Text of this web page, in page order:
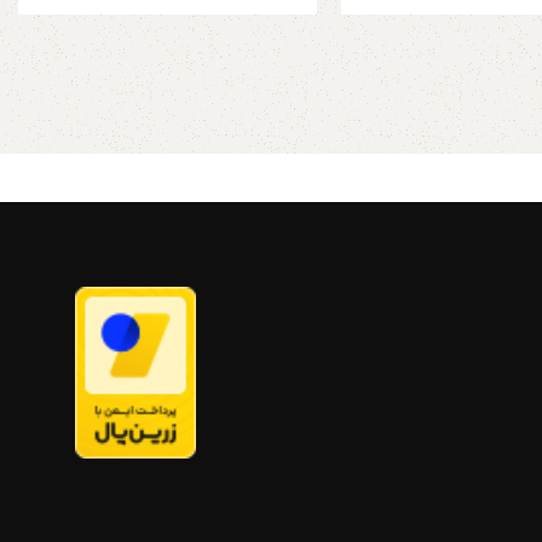
، کافی شاپ ها و مناسب
به زیور آلات و لوازم ریز
بزرگ تمامی سینی
ها فقط به صورت پس
طریق تیپاکس ارسال می
نیز بسیار کاربرد دارد
منزل، ادارات ، کافی شاپ ها و مناسب
برای نظم دادن به زیور آلات و لوازم ریز
است
به دلیل سایز بزرگ تمامی سینی
ها و جعبه ها فقط به صورت پس
کرایه و از طریق تیپاکس ارسال می
شود
های رسمی و کاری نیز بسیار کاربرد دارد
براحتی متوانید از آنها برای نگدارای و
پذیرایی انواع تی بگ، شکلات، خشکبار
و آجیل و موارد دیگر استفاده نمایید.
جعبه چوبی هنری دست ساز
ساخت ایرانو هنرمند ایرانی
یک محصول اصیل، زیبا، خاص و
نمادین برگرفته از فرهنگ و سنت و
رسوم ایرانی که عطر و بوی هنر ایرانی
را روی میز پذیرایی شما زنده میکند